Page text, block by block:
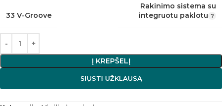
33 V-Groove
Rakinimo sistema su
integruotu paklotu
Į KREPŠELĮ
SIŲSTI UŽKLAUSĄ